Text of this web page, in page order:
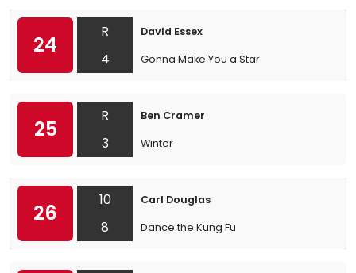
24
R
4
David Essex
Gonna Make You a Star
25
R
3
Ben Cramer
Winter
26
10
8
Carl Douglas
Dance the Kung Fu